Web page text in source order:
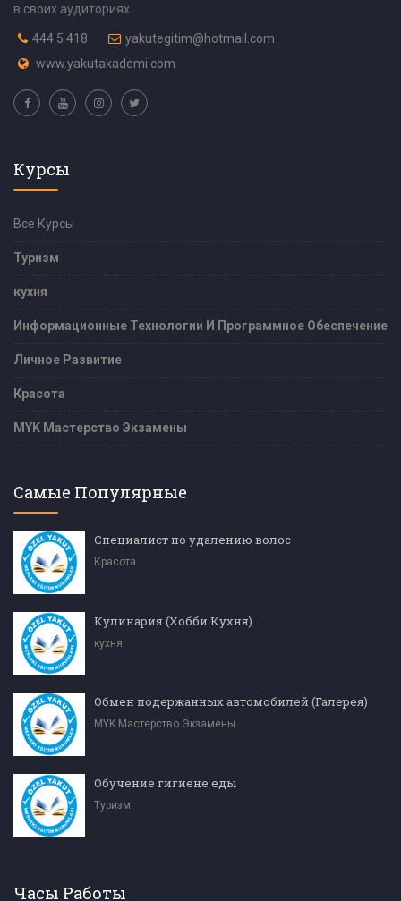
в своих аудиториях.
444 5 418
yakutegitim@hotmail.com
www.yakutakademi.com
Курсы
Все Курсы
Туризм
кухня
Информационные Технологии И Программное Обеспечение
Личное Развитие
Красота
MYK Мастерство Экзамены
Самые Популярные
Специалист по удалению волос
Красота
Кулинария (Хобби Кухня)
кухня
Обмен подержанных автомобилей (Галерея)
MYK Мастерство Экзамены
Обучение гигиене еды
Туризм
Часы Работы